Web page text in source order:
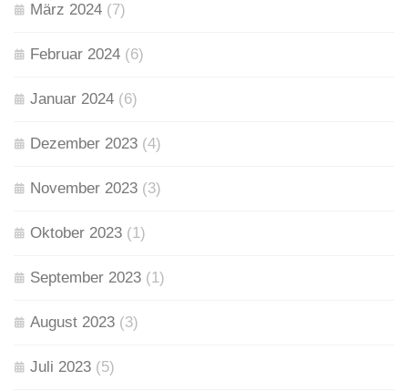
März 2024 (7)
Februar 2024 (6)
Januar 2024 (6)
Dezember 2023 (4)
November 2023 (3)
Oktober 2023 (1)
September 2023 (1)
August 2023 (3)
Juli 2023 (5)